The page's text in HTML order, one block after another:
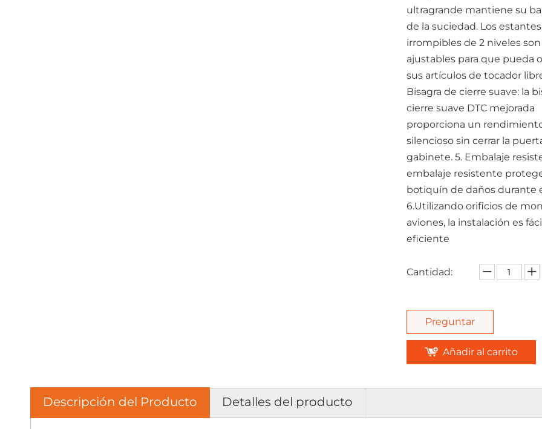
ultragrande mantiene su
de la suciedad. Los
irrompibles de 2 niveles son
ajustables para que pueda
sus artículos de tocador
Bisagra de cierre suave: la
cierre suave DTC mejorada
proporciona un
silencioso sin cerrar la
gabinete. 5. Embalaje
embalaje resistente
botiquín de daños durante
6.Utilizando orificios de
aviones, la instalación es
eficiente
Cantidad:
Preguntar
Añadir al carrito
Descripción del Producto Detalles del producto